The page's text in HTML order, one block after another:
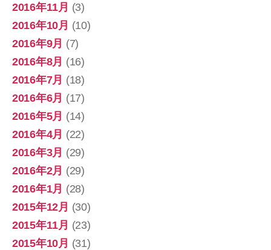
2016年11月 (3)
2016年10月 (10)
2016年9月 (7)
2016年8月 (16)
2016年7月 (18)
2016年6月 (17)
2016年5月 (14)
2016年4月 (22)
2016年3月 (29)
2016年2月 (29)
2016年1月 (28)
2015年12月 (30)
2015年11月 (23)
2015年10月 (31)